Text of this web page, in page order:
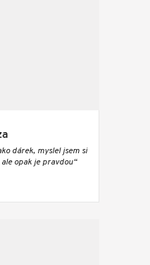
dárek, myslel jsem si
opak je pravdou“